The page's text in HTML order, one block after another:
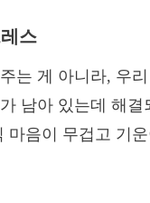
스
는 게 아니라, 우
남아 있는데 해
마음이 무겁고 기